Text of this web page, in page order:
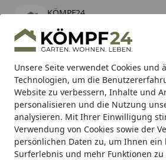
Unsere Seite verwendet Cookies und
Technologien, um die
Website zu verbessern, Inhalte und
personalisieren und die Nutzung
analysieren. Mit Ihrer Einwilligung
Verwendung von Cookies sowie der
persönlichen Daten zu, um Ihnen ein
Surferlebnis und mehr Funktionen zu
KÖMPF24
kostenlos - Im App Store
Alle Produkte
Mein Konto
Suchen
Karibu Pools inkl. gratis
Starterset (Gesamtwert